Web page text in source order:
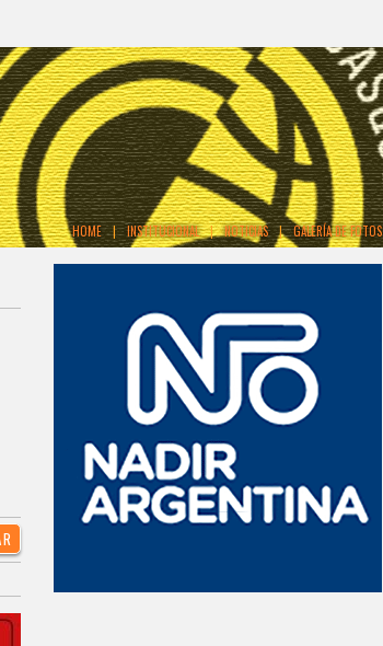
HOME | INSTITUCIONAL | NOTICIAS | GALERÍA DE FOTOS